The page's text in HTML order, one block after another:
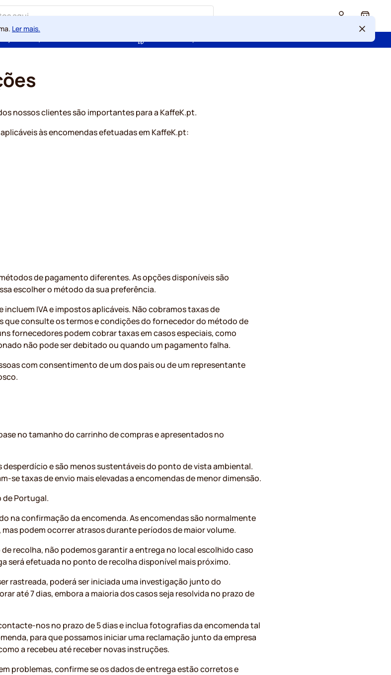
Cart
Ler mais.
nossos clientes são importantes para a KaffeK.pt.
às encomendas efetuadas em KaffeK.pt:
de pagamento diferentes. As opções disponíveis são
escolher o método da sua preferência.
IVA e impostos aplicáveis. Não cobramos taxas de
consulte os termos e condições do fornecedor do método de
fornecedores podem cobrar taxas em casos especiais, como
não pode ser debitado ou quando um pagamento falha.
com consentimento de um dos pais ou de um representante
no tamanho do carrinho de compras e apresentados no
desperdício e são menos sustentáveis do ponto de vista ambiental.
se taxas de envio mais elevadas a encomendas de menor dimensão.
de Portugal.
na confirmação da encomenda. As encomendas são normalmente
podem ocorrer atrasos durante períodos de maior volume.
recolha, não podemos garantir a entrega no local escolhido caso
será efetuada no ponto de recolha disponível mais próximo.
rastreada, poderá ser iniciada uma investigação junto do
até 7 dias, embora a maioria dos casos seja resolvida no prazo de
nos no prazo de 5 dias e inclua fotografias da encomenda tal
para que possamos iniciar uma reclamação junto da empresa
a recebeu até receber novas instruções.
problemas, confirme se os dados de entrega estão corretos e